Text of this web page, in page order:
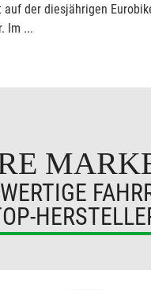
auf der diesjährigen
Im ...